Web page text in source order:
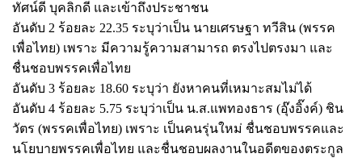
ทัศน์ดี บุคลิกดี และเข้าถึงประชาชน
อันดับ 2 ร้อยละ 22.35 ระบุว่าเป็น นายเศรษฐา ทวีสิน (พรรค
เพื่อไทย) เพราะ มีความรู้ความสามารถ ตรงไปตรงมา และ
ชื่นชอบพรรคเพื่อไทย
อันดับ 3 ร้อยละ 18.60 ระบุว่า ยังหาคนที่เหมาะสมไม่ได้
อันดับ 4 ร้อยละ 5.75 ระบุว่าเป็น น.ส.แพทองธาร (อุ๊งอิ๊งค์) ชิน
วัตร (พรรคเพื่อไทย) เพราะ เป็นคนรุ่นใหม่ ชื่นชอบพรรคและ
นโยบายพรรคเพื่อไทย และชื่นชอบผลงานในอดีตของตระกูล